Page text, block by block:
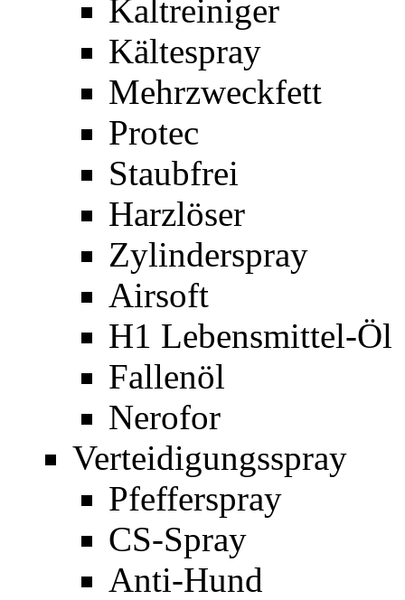
Kaltreiniger
Kältespray
Mehrzweckfett
Protec
Staubfrei
Harzlöser
Zylinderspray
Airsoft
H1 Lebensmittel-Öl
Fallenöl
Nerofor
Verteidigungsspray
Pfefferspray
CS-Spray
Anti-Hund